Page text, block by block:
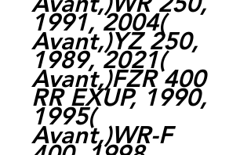
1991, 2004(
Avant,)YZ 250,
1989, 2021(
Avant,)FZR 400
RR EXUP, 1990,
1995(
Avant,)WR-F